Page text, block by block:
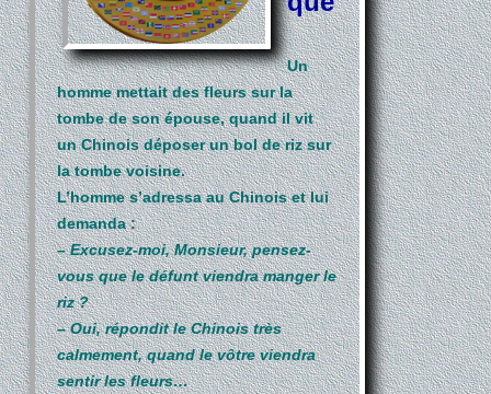
Un
homme mettait des fleurs sur la
tombe de son épouse, quand il vit
un Chinois déposer un bol de riz sur
la tombe voisine.
L’homme s’adressa au Chinois et lui
demanda :
–Excusez-moi, Monsieur, pensez-
vous que le défunt viendra manger le
riz ?
–Oui, répondit le Chinois très
calmement, quand le vôtre viendra
sentir les fleurs…